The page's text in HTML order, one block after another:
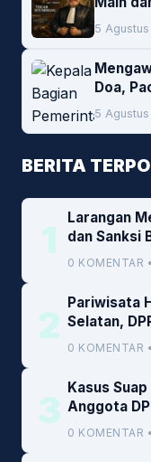
5
Doa,
5
BERITA
1
Larangan
dan Sanksi
0 KOMENTAR
2
Pariwisata
Selatan,
0 KOMENTAR
3
Kasus
Anggota
Kemenkeu
0 KOMENTAR